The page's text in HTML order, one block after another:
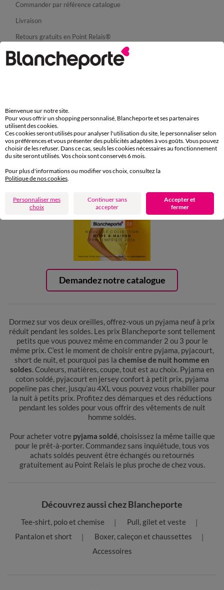
Demandez notre catalogue
Commander par référence catalogue
Livraison
Retours gratuits en Point Relais®
Paiement
Aide & conseils
Blancheporte
Dormez sur vos deux oreilles, offrez-vous un pyjama neuf à prix
réduit pendant les soldes. Les prix Blancheporte sont tellement
petits que vous pouvez même en commander 2 ou 3 pour le
même prix. C’est le moment de choisir entre pyjama, pyjacourt,
short de nuit, et pourquoi pas la chemise de nuit homme en
soldes. Couleurs, matières, coupe, tout est au choix. Pyjama en
coton soldé, pyjacourt en jersey confort à petit prix, pyjama
popeline pas cher, jusqu’au 4XL vous pouvez vous rhabiller pour
la nuit à petits prix. Profitez des démarques et des réductions
pendant les soldes pour vous offrir des vêtements de nuit
homme soldés.
Pour acheter votre pyjama soldé, choisissez la même taille que
pour le prêt-à-porter. Commandez sans inquiétude, tous vos
achats soldés peuvent être échangés ou retournés
gratuitement au Point Relais le plus proche de chez vous.
Découvrez aussi chez Blancheporte
Tee-shirt, polo et chemise
Pull, gilet et veste
Pantalon et short
Boxer, caleçon et chaussettes
Accessoires
Bienvenue sur notre site.
Pour vous offrir un shopping personnalisé, Blancheporte et ses partenaires
utilisent des cookies.
Ces cookies seront utilisés pour analyser l'utilisation du site, le personnaliser selon
vos préférences et vous présenter des publicités adaptées à vos goûts. Vous pouvez
choisir de les refuser. Dans ce cas, seuls les cookies nécessaires au fonctionnement
du site seront utilisés. Vos choix sont conservés 6 mois.
Pour plus d'informations ou modifier vos choix, consultez la
Politique de nos cookies
Personnaliser mes
choix
Continuer sans
accepter
Accepter et
fermer